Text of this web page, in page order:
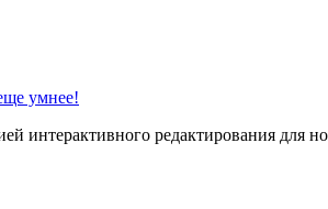
умнее!
интерактивного редактирования для